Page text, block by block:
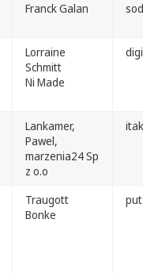
Franck Galan
Lorraine
Schmitt
Ni Made
Lankamer,
Pawel,
marzenia24 Sp
z o.o
Traugott
Bonke